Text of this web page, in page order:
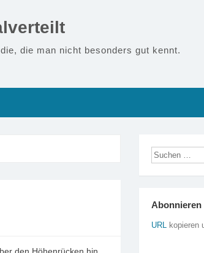
die man nicht besonders gut kennt.
den Höhenrücken hin.
Abonnieren
URL kopieren